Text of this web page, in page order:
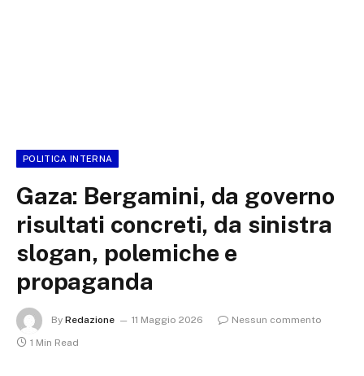
POLITICA INTERNA
Gaza: Bergamini, da governo
risultati concreti, da sinistra
slogan, polemiche e
propaganda
By Redazione 11 Maggio 2026
Nessun commento
1 Min Read